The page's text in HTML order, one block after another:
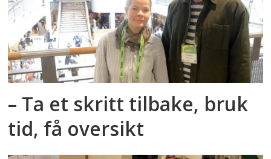
– Ta et skritt tilbake, bruk
tid, få oversikt